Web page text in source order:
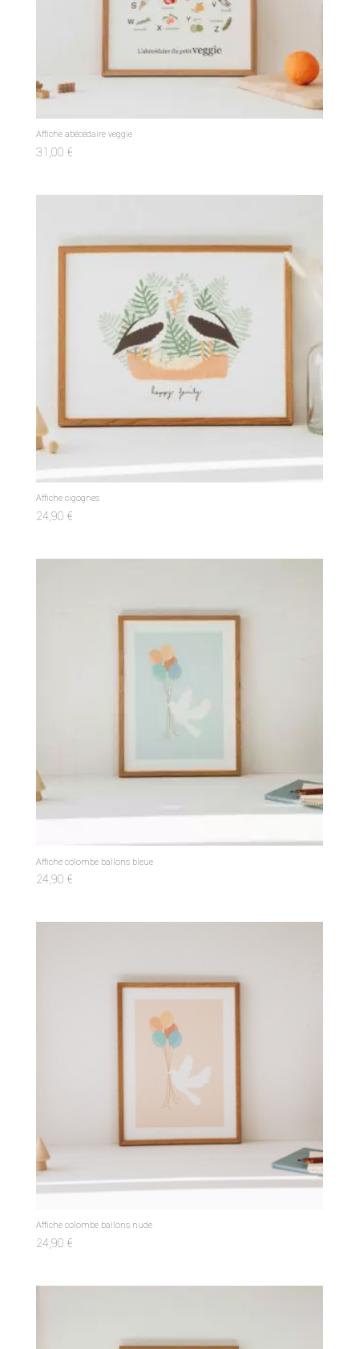
Affiche abécédaire veggie
31,00 €
Affiche cigognes
24,90 €
Affiche colombe ballons bleue
24,90 €
Affiche colombe ballons nude
24,90 €